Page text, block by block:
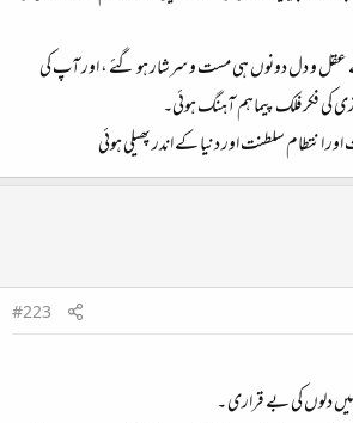
عقل و دل دونوں ہی مست و سرشار ہو گئے ، اور آپ کی
کی فکر فلک پیماہم آہنگ ہوئی۔
#223
دلوں کی بے قراری ۔